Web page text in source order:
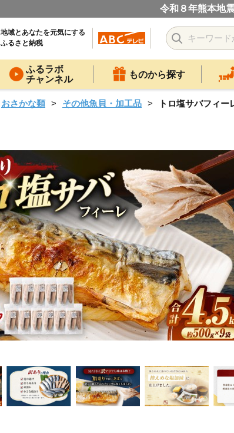
令和８年熊本地
地域とあなたを元気にする
ふるさと納税
ふるラボ
チャンネル
ものから探す
おさかな類 その他魚貝・加工品 トロ塩サバフィ